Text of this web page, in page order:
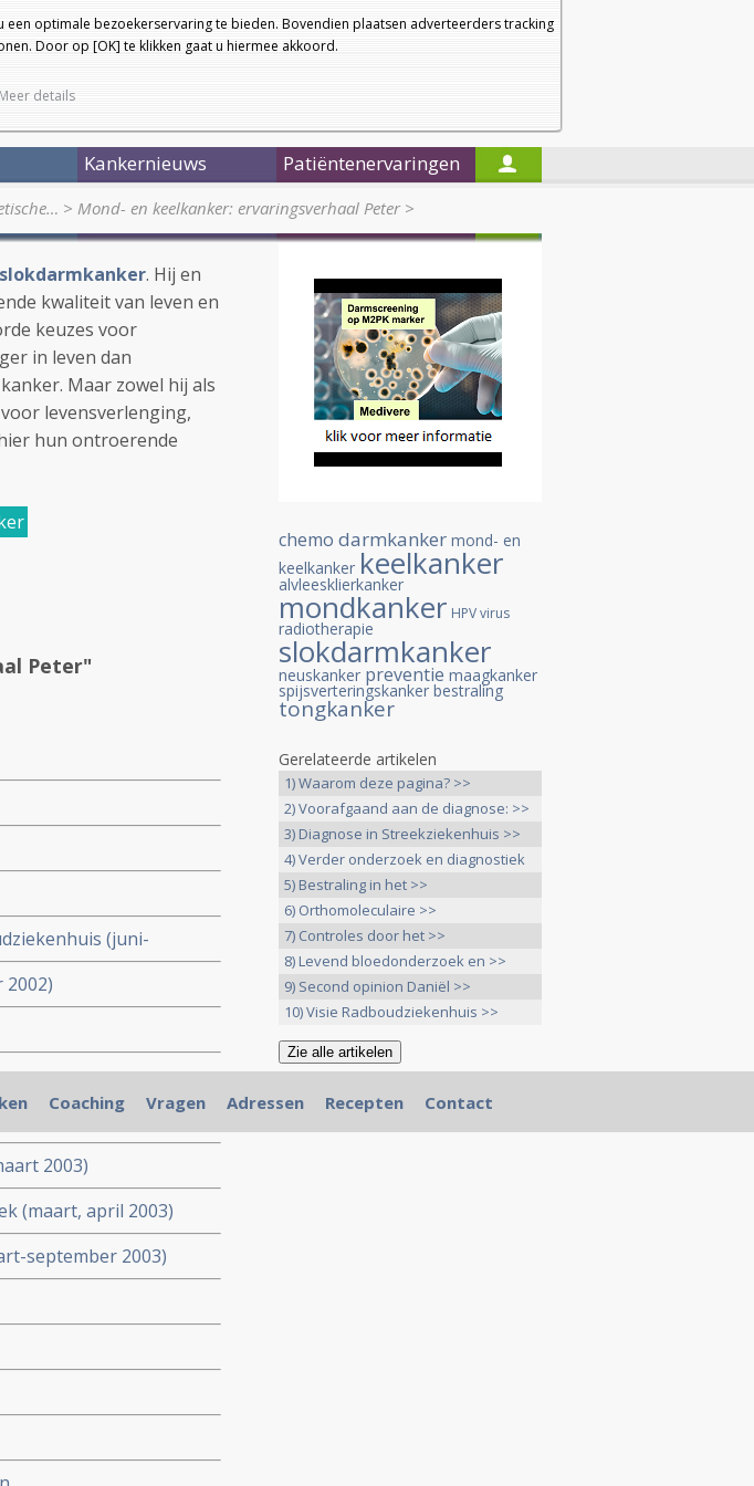
optimale bezoekerservaring te bieden. Bovendien plaatsen adverteerders tracking
Door op [OK] te klikken gaat u hiermee akkoord.
details
a
a
Nieuwsbrief
Startpagina
Kankernieuws Patiëntenervaringen
> Mond- en keelkanker: ervaringsverhaal Peter>
slokdarmkanker. Hij en
kwaliteit van leven en
keuzes voor
in leven dan
Maar zowel hij als
levensverlenging,
hun ontroerende
Peter"
(juni-
februari 2003)
2003)
(maart, april 2003)
september 2003)
chemo darmkanker mond- en
keelkanker keelkanker
alvleesklierkanker
mondkanker HPV virus
radiotherapie
slokdarmkanker
neuskanker preventie maagkanker
spijsverteringskanker bestraling
tongkanker
Gerelateerde artikelen
1) Waarom deze pagina? >>
2) Voorafgaand aan de diagnose: >>
3) Diagnose in Streekziekenhuis >>
4) Verder onderzoek en diagnostiek
>>
5) Bestraling in het >>
6) Orthomoleculaire >>
7) Controles door het >>
8) Levend bloedonderzoek en >>
9) Second opinion Daniël >>
10) Visie Radboudziekenhuis >>
Coaching Vragen Adressen Recepten Contact